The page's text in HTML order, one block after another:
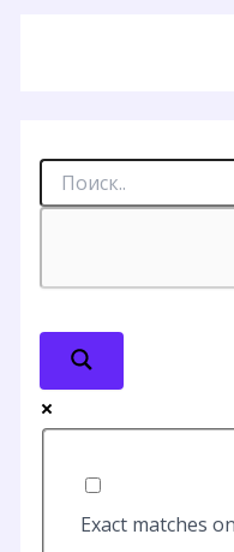
Exact matches